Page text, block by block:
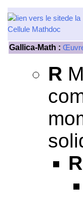
Gallica-Math :
R